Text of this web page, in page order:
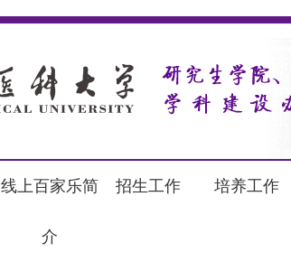
线上百家乐简
介
招生工作 培养工作